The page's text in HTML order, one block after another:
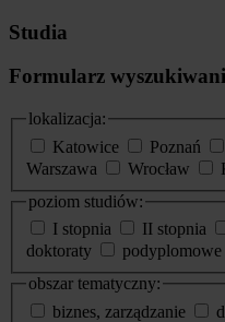
Studia
Formularz
lokalizacja:
Katowice
Poznań
Warszawa
Wrocław
poziom studiów:
I stopnia
II stopnia
doktoraty
podyplomowe
obszar tematyczny:
biznes, zarządzanie